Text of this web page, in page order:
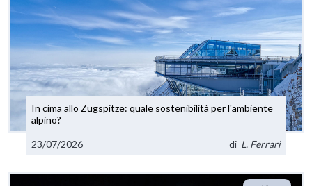
In cima allo Zugspitze: quale sostenibilità per l'ambiente
alpino?
23/07/2026 di L. Ferrari